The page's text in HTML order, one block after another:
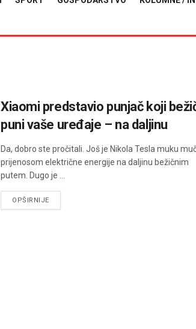
Xiaomi predstavio punjač koji
puni vaše uređaje – na daljinu
Da, dobro ste pročitali. Još je Nikola Tesla muku
prijenosom električne energije na daljinu bežičnim
putem. Dugo je ...
OPŠIRNIJEDETAILS